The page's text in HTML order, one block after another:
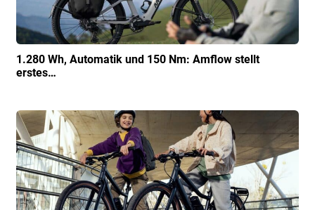
1.280 Wh, Automatik und 150 Nm: Amflow stellt
erstes…